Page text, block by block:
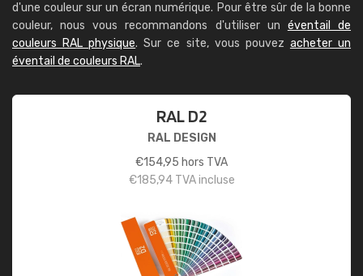
d'une couleur sur un écran numérique. Pour être sûr de la bonne
couleur, nous vous recommandons d'utiliser un éventail de
couleurs RAL physique. Sur ce site, vous pouvez acheter un
éventail de couleurs RAL.
RAL D2
RAL DESIGN
€154,95 hors TVA
€185,94TVA incluse